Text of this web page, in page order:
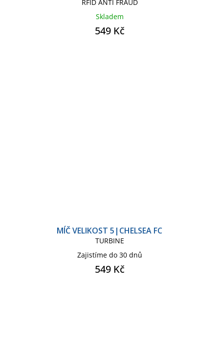
RFID ANTI FRAUD
Skladem
549 Kč
MÍČ VELIKOST 5|CHELSEA FC
TURBINE
Zajistíme do 30 dnů
549 Kč